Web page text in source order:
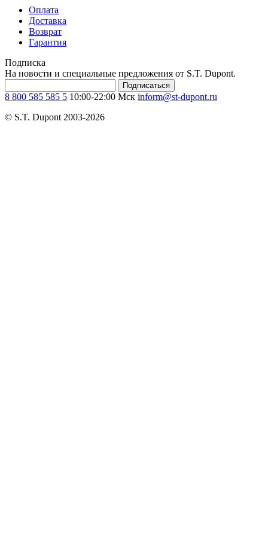
Оплата
Доставка
Возврат
Гарантия
Подписка
На новости и специальные предложения от S.T. Dupont.
Подписаться
8 800 585 585 5 10:00-22:00 Мск inform@st-dupont.ru
© S.T. Dupont 2003-2026